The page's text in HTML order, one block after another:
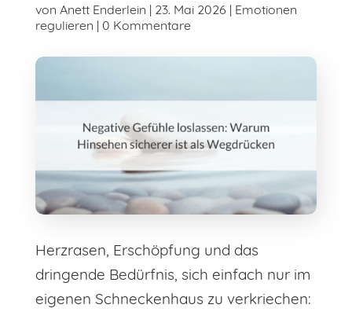
von Anett Enderlein | 23. Mai 2026 | Emotionen
regulieren | 0 Kommentare
Herzrasen, Erschöpfung und das
dringende Bedürfnis, sich einfach nur im
eigenen Schneckenhaus zu verkriechen: